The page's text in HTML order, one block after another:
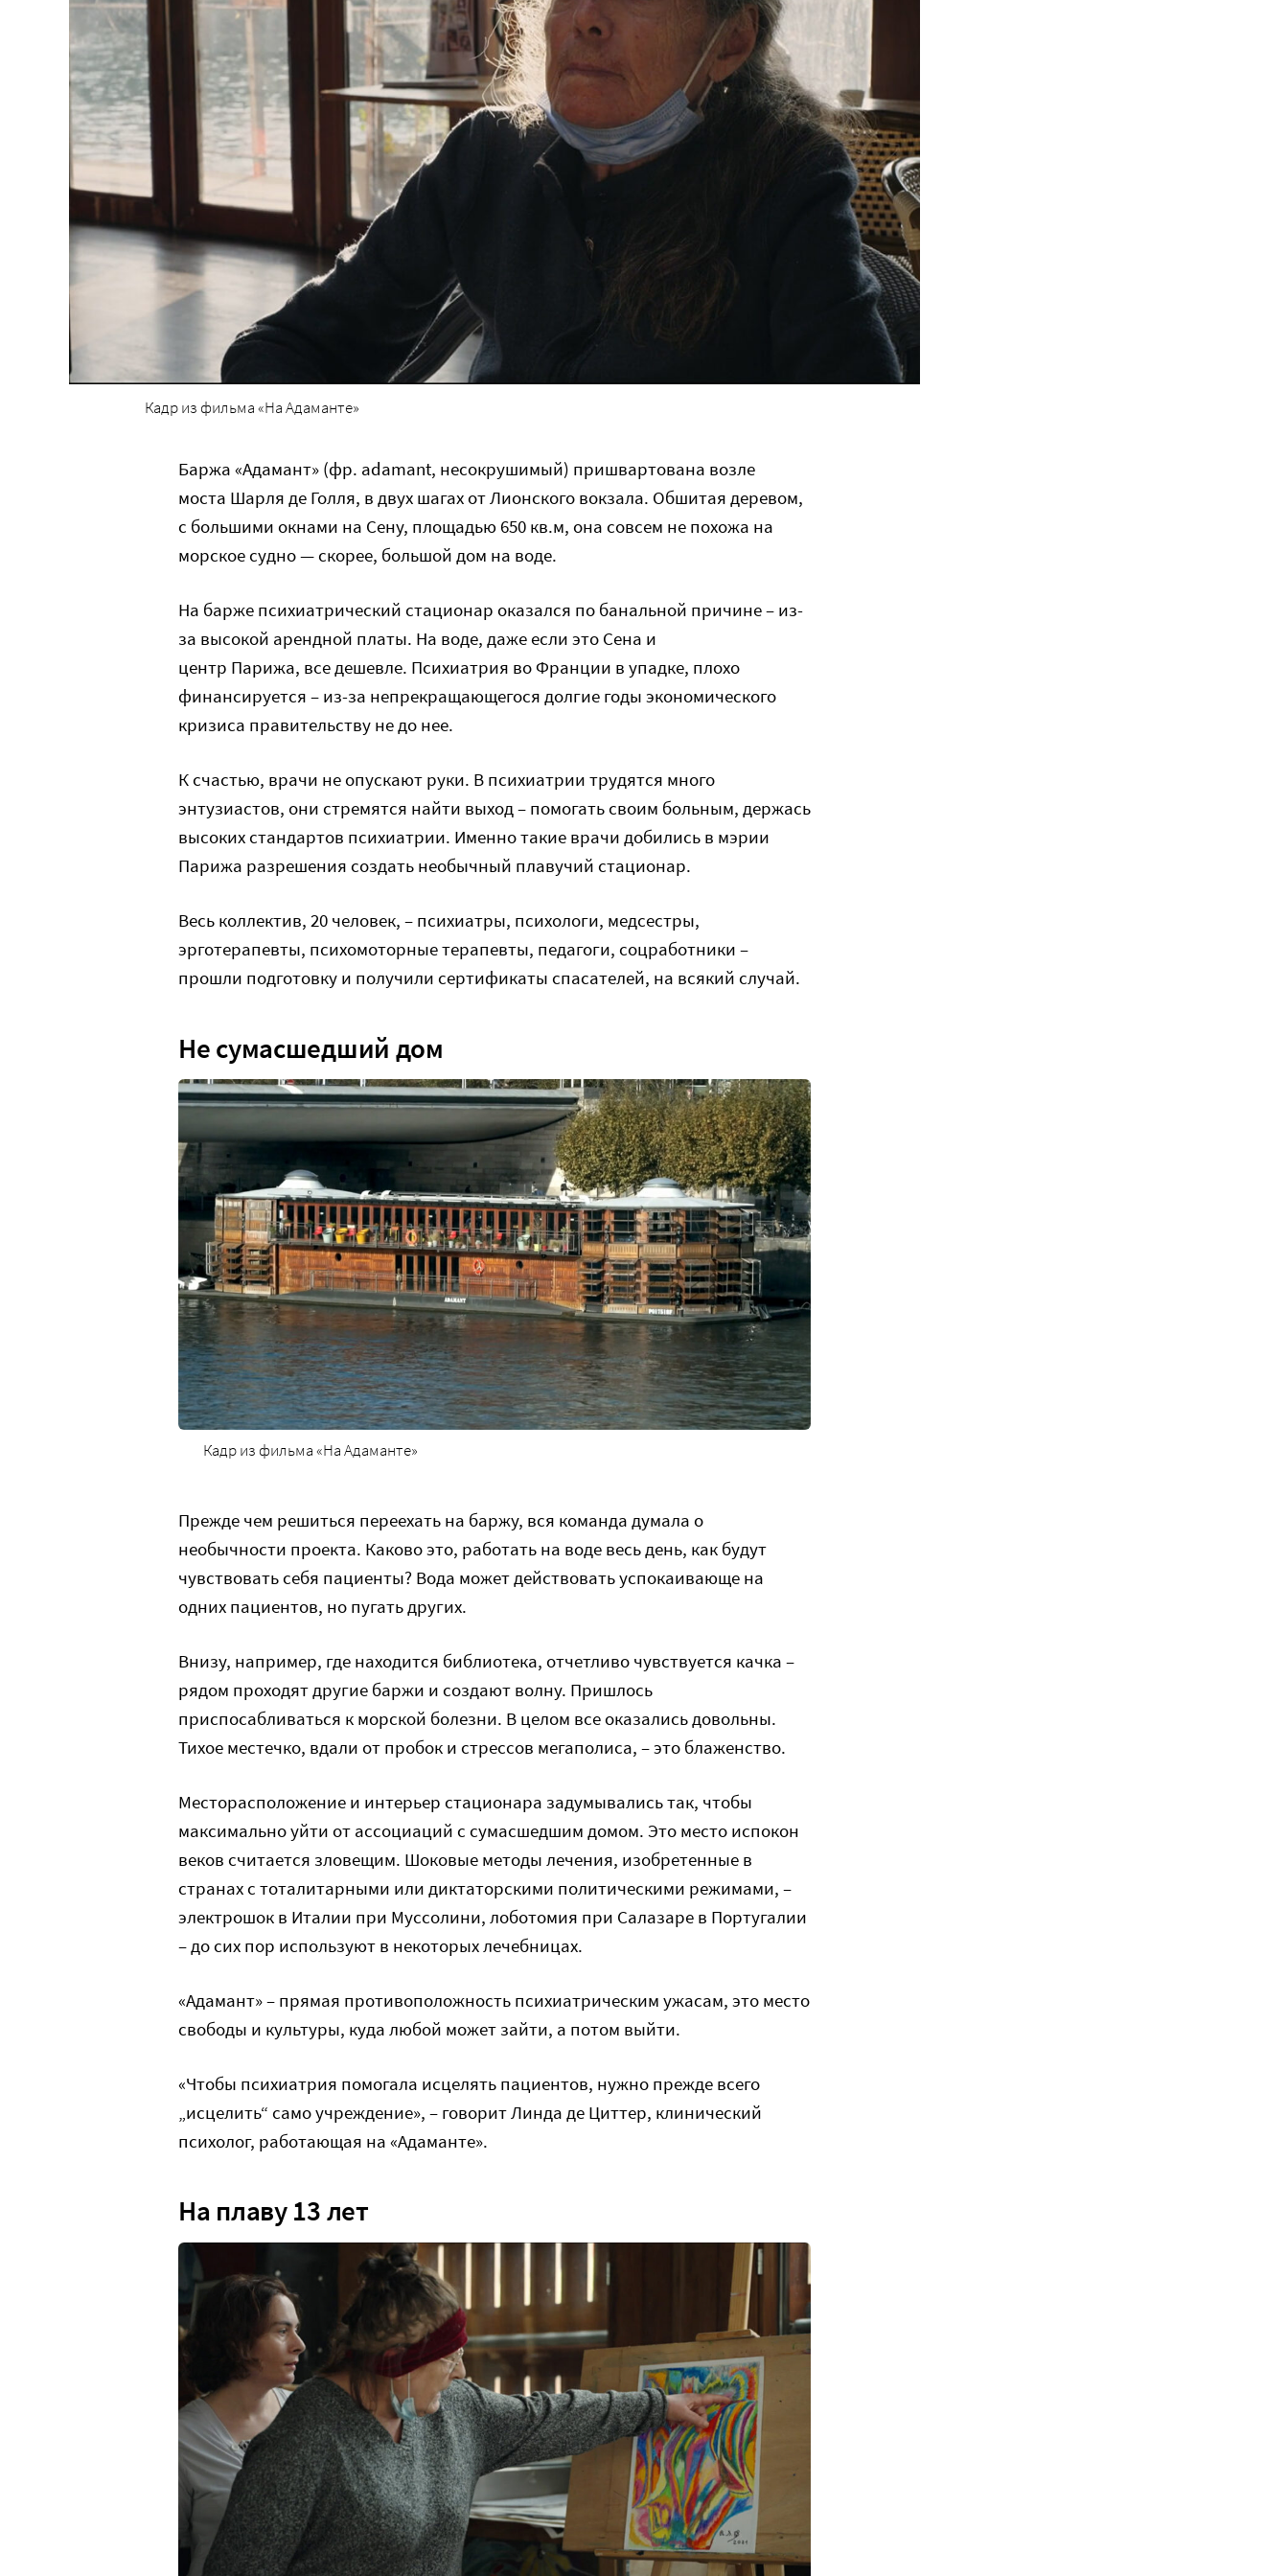
Кадр из фильма «На Адаманте»
Баржа «Адамант» (фр. adamant, несокрушимый) пришвартована возле
моста Шарля де Голля, в двух шагах от Лионского вокзала. Обшитая деревом,
с большими окнами на Сену, площадью 650 кв.м, она совсем не похожа на
морское судно — скорее, большой дом на воде.
На барже психиатрический стационар оказался по банальной причине – из-
за высокой арендной платы. На воде, даже если это Сена и
центр Парижа, все дешевле. Психиатрия во Франции в упадке, плохо
финансируется – из-за непрекращающегося долгие годы экономического
кризиса правительству не до нее.
К счастью, врачи не опускают руки. В психиатрии трудятся много
энтузиастов, они стремятся найти выход – помогать своим больным, держась
высоких стандартов психиатрии. Именно такие врачи добились в мэрии
Парижа разрешения создать необычный плавучий стационар.
Весь коллектив, 20 человек, – психиатры, психологи, медсестры,
эрготерапевты, психомоторные терапевты, педагоги, соцработники –
прошли подготовку и получили сертификаты спасателей, на всякий случай.
Не сумасшедший дом
Кадр из фильма «На Адаманте»
Прежде чем решиться переехать на баржу, вся команда думала о
необычности проекта. Каково это, работать на воде весь день, как будут
чувствовать себя пациенты? Вода может действовать успокаивающе на
одних пациентов, но пугать других.
Внизу, например, где находится библиотека, отчетливо чувствуется качка –
рядом проходят другие баржи и создают волну. Пришлось
приспосабливаться к морской болезни. В целом все оказались довольны.
Тихое местечко, вдали от пробок и стрессов мегаполиса, – это блаженство.
Месторасположение и интерьер стационара задумывались так, чтобы
максимально уйти от ассоциаций с сумасшедшим домом. Это место испокон
веков считается зловещим. Шоковые методы лечения, изобретенные в
странах с тоталитарными или диктаторскими политическими режимами, –
электрошок в Италии при Муссолини, лоботомия при Салазаре в Португалии
– до сих пор используют в некоторых лечебницах.
«Адамант» – прямая противоположность психиатрическим ужасам, это место
свободы и культуры, куда любой может зайти, а потом выйти.
«Чтобы психиатрия помогала исцелять пациентов, нужно прежде всего
„исцелить“ само учреждение», – говорит Линда де Циттер, клинический
психолог, работающая на «Адаманте».
На плаву 13 лет